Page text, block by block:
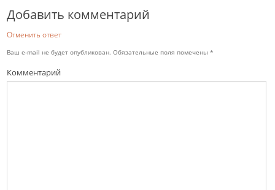
Добавить комментарий
Отменить ответ
Ваш e-mail не будет опубликован. Обязательные поля помечены*
Комментарий